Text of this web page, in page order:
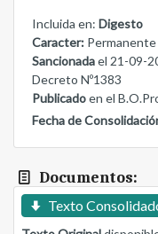
Incluida en: Digesto
Caracter: Permanente
Sancionadael 21-09-
Decreto Nº1383
Publicadoen el
Fecha de
Documentos:
Texto